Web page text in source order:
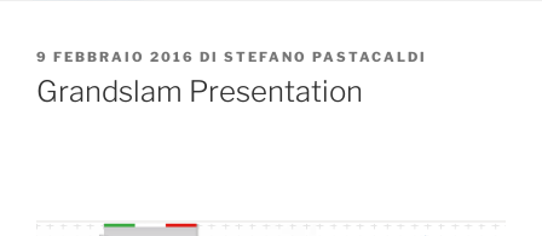
PUBBLICATO
IL
9 FEBBRAIO 2016 DI STEFANO PASTACALDI
Grandslam Presentation